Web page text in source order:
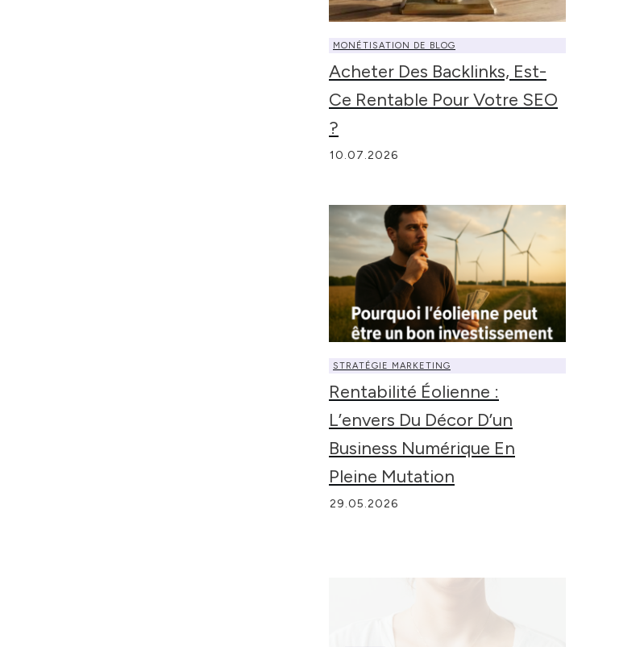
MONÉTISATION DE BLOG
Acheter Des Backlinks, Est-
Ce Rentable Pour Votre SEO
?
10.07.2026
STRATÉGIE MARKETING
Rentabilité Éolienne :
L’envers Du Décor D’un
Business Numérique En
Pleine Mutation
29.05.2026